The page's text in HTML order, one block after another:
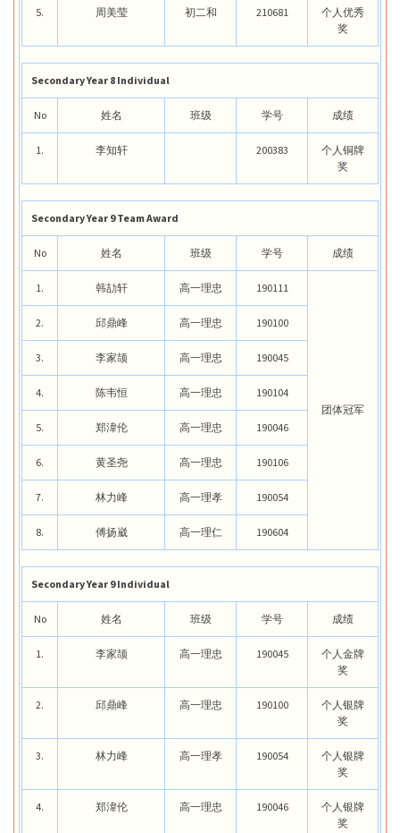
5. 周美莹 初二和 210681
个人优秀
奖
Secondary Year 8 Individual
No 姓名 班级 学号 成绩
1. 李知轩 200383
个人铜牌
奖
Secondary Year 9 Team Award
No 姓名 班级 学号 成绩
1. 韩劼轩 高一理忠 190111
团体冠军
2. 邱鼎峰 高一理忠 190100
3. 李家颉 高一理忠 190045
4. 陈韦恒 高一理忠 190104
5. 郑湋伦 高一理忠 190046
6. 黄圣尧 高一理忠 190106
7. 林力峰 高一理孝 190054
8. 傅扬崴 高一理仁 190604
Secondary Year 9 Individual
No 姓名 班级 学号 成绩
1. 李家颉 高一理忠 190045
个人金牌
奖
2. 邱鼎峰 高一理忠 190100
个人银牌
奖
3. 林力峰 高一理孝 190054
个人银牌
奖
4. 郑湋伦 高一理忠 190046
个人银牌
奖